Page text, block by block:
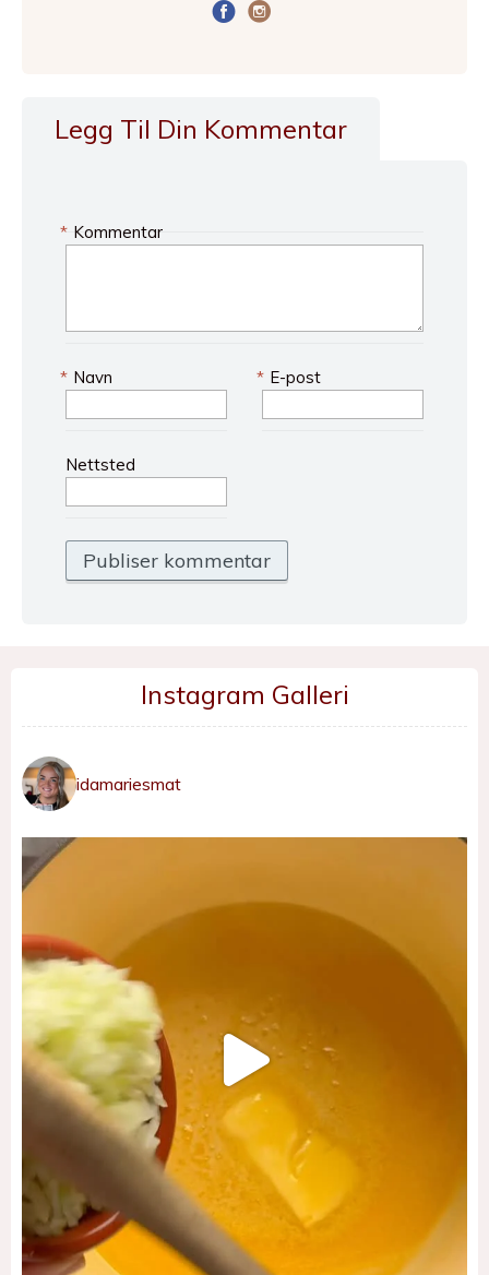
Legg Til Din Kommentar
Kommentar
*
Navn
* E-post
*
Nettsted
Instagram Galleri
idamariesmat